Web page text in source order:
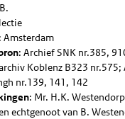
: Amsterdam
: Archief SNK nr.385,
Koblenz B323 nr.575;
nr.139, 141, 142
: Mr. H.K.
echtgenoot van B.